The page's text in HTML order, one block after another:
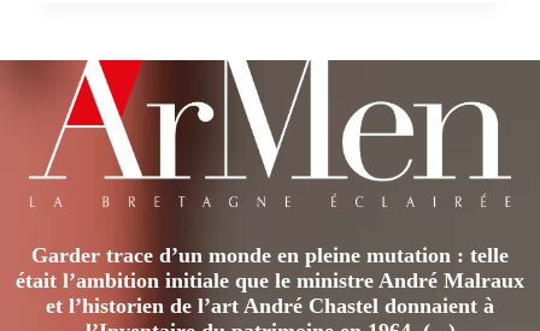
PONTIVY
(I)
AUX
ORIGINES
DES
« MOUTONS
DU
XVIIÈME
SIÈCLE
Garder trace d’un monde en pleine mutation : telle
était l’ambition initiale que le ministre André Malraux
et l’historien de l’art André Chastel donnaient à